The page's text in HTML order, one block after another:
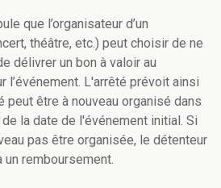
que l’organisateur d’un
théâtre, etc.) peut choisir de ne
délivrer un bon à valoir au
l’événement. L'arrêté prévoit ainsi
peut être à nouveau organisé dans
la date de l'événement initial. Si
pas être organisée, le détenteur
un remboursement.